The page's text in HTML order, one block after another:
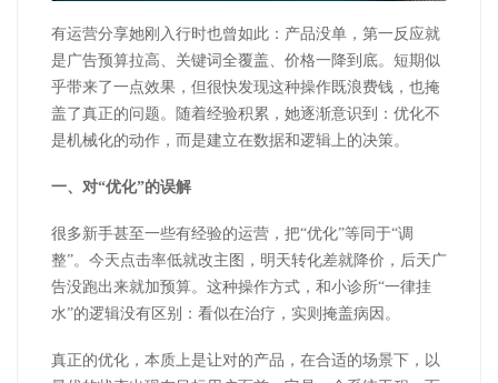
有运营分享她刚入行时也曾如此：产品没单，第一反应就
是广告预算拉高、关键词全覆盖、价格一降到底。短期似
乎带来了一点效果，但很快发现这种操作既浪费钱，也掩
盖了真正的问题。随着经验积累，她逐渐意识到：优化不
是机械化的动作，而是建立在数据和逻辑上的决策。
一、对“优化”的误解
很多新手甚至一些有经验的运营，把“优化”等同于“调
整”。今天点击率低就改主图，明天转化差就降价，后天广
告没跑出来就加预算。这种操作方式，和小诊所“一律挂
水”的逻辑没有区别：看似在治疗，实则掩盖病因。
真正的优化，本质上是让对的产品，在合适的场景下，以